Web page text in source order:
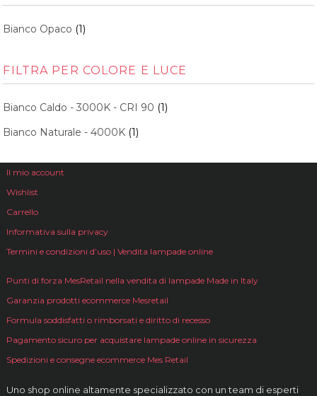
Bianco Opaco (1)
FILTRA PER COLORE E LUCE
Bianco Caldo - 3000K - CRI 90 (1)
Bianco Naturale - 4000K (1)
Il mio account
Wishlist
Carrello
Informativa sulla privacy
Termini e condizioni d’uso | Vendita lampade online
Punti di forza MesRetail nella vendita di lampade Made in Italy
Garanzia prodotti ecommerce Mesretail
Formula soddisfatti o rimborsati e diritto di recesso
Pagamento sicuro per acquistare lampade online in sicurezza
Spedizioni e consegne ecommerce Mes Retail
Uno shop online altamente specializzato con un team di esperti